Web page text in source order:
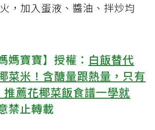
，加入蛋液、醬油、拌炒均
寶寶】授權： 白飯替代
菜米！含醣量跟熱量，只有
薦花椰菜飯食譜一學就
禁止轉載